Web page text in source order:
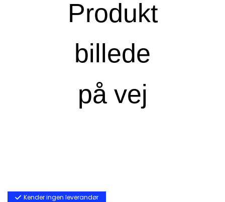
Kender ingen leverandør